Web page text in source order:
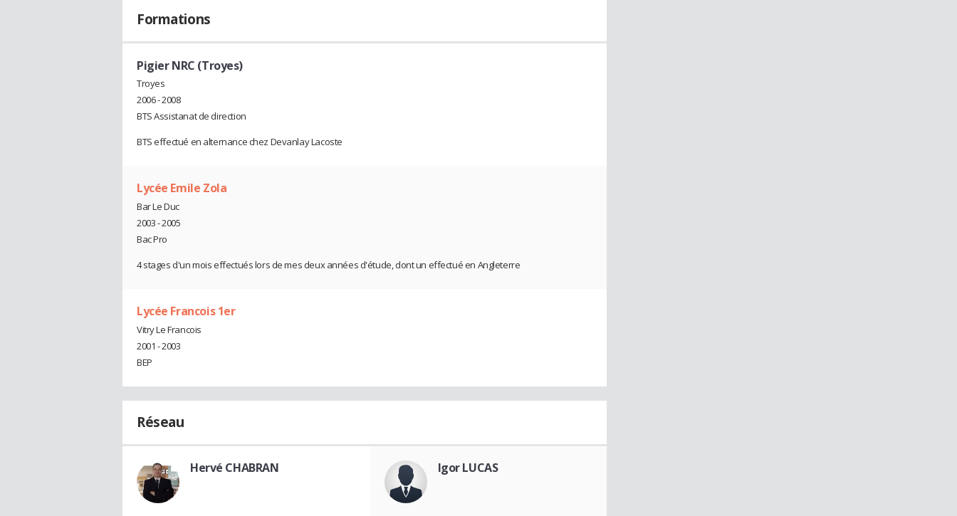
Formations
Pigier NRC (Troyes)
Troyes
2006 - 2008
BTS Assistanat de direction
BTS effectué en alternance chez Devanlay Lacoste
Lycée Emile Zola
Bar Le Duc
2003 - 2005
Bac Pro
4 stages d'un mois effectués lors de mes deux années d'étude, dont un effectué en Angleterre
Lycée Francois 1er
Vitry Le Francois
2001 - 2003
BEP
Réseau
Hervé CHABRAN Igor LUCAS